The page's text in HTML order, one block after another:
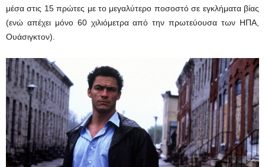
μέσα στις 15 πρώτες με το μεγαλύτερο ποσοστό σε εγκλήματα βίας
(ενώ απέχει μόνο 60 χιλιόμετρα από την πρωτεύουσα των ΗΠΑ,
Ουάσιγκτον).